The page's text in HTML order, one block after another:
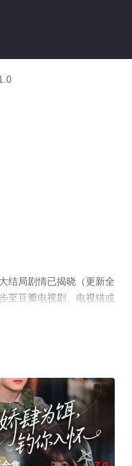
结局剧情已揭晓（更新全
至豆瓣电视剧、电视猫或